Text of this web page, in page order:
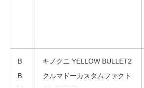
B
B
キノクニ YELLOW BULLET2
クルマドーカスタムファクト